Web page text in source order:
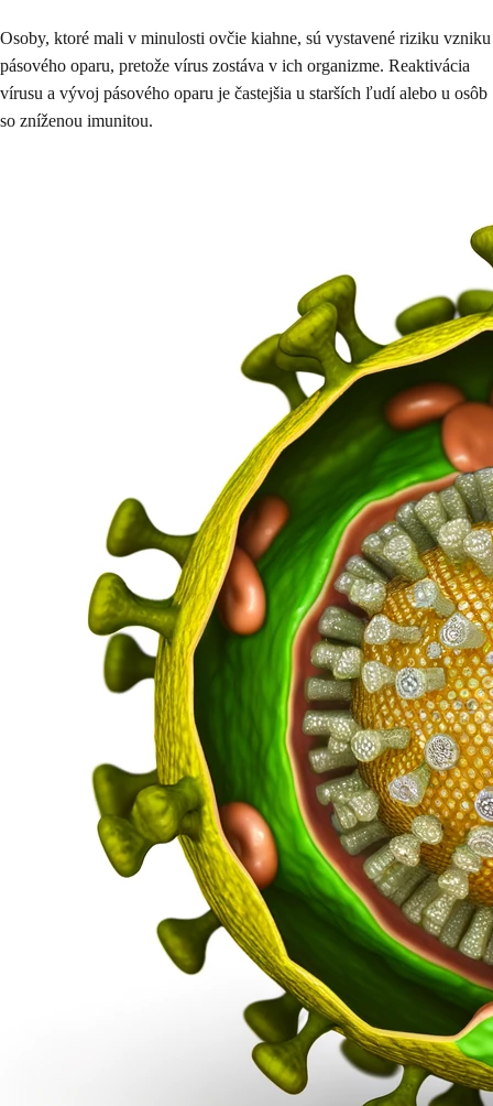
Osoby, ktoré mali v minulosti ovčie kiahne, sú vystavené riziku vzniku
pásového oparu, pretože vírus zostáva v ich organizme. Reaktivácia
vírusu a vývoj pásového oparu je častejšia u starších ľudí alebo u osôb
so zníženou imunitou.